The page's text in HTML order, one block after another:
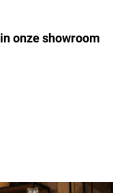
onze showroom